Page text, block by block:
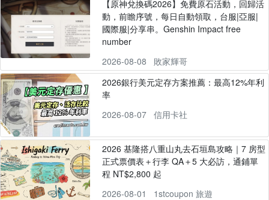
【原神兌換碼2026】免費原石活動，回歸活
動，前瞻序號，每日自動領取，台服|亞服|
國際服|分享串。Genshin Impact free
number
2026-08-08
敗家輝哥
2026銀行美元定存方案推薦：最高12%年利
率
2026-08-07
信用卡社
2026 基隆搭八重山丸去石垣島攻略｜7 房型
正式票價表＋行李 QA＋5 大必訪，通鋪單
程 NT$2,800 起
2026-08-01
1stcoupon 旅遊